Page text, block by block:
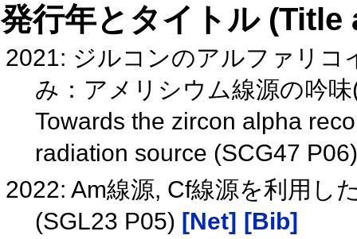
発行年とタイトル
2021: ジルコンのアルファリコ
み：アメリシウム線源の吟
Towards the zircon alpha
radiation source (SCG47
2022: Am線源, Cf線源を利用し
(SGL23 P05) [Net] [Bib]